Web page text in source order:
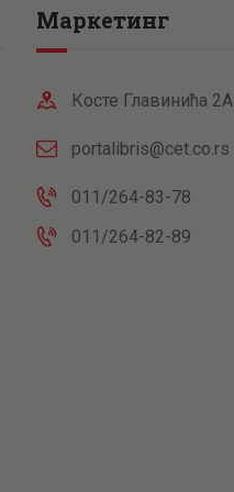
Маркетинг
Косте Главинића 2А
portalibris@cet.co.rs
011/264-83-78
011/264-82-89